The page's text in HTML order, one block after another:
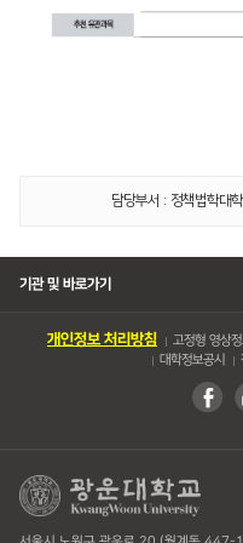
담당부서 : 정책법학
기관 및 바로가기
개인정보 처리방침 고정형 영상
대학정보공시